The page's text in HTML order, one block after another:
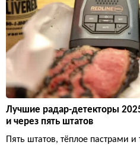
Лучшие радар-детекторы
и через пять штатов
Пять штатов, тёплое пастрами